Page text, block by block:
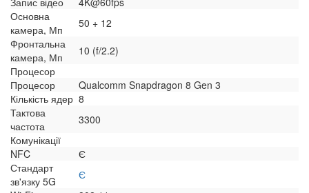
Основна
камера, Мп
50 + 12
Фронтальна
камера, Мп
10 (f/2.2)
Процесор
Процесор
Qualcomm Snapdragon 8 Gen 3
Кількість ядер 8
Тактова
частота
3300
Комунікації
NFC
Є
Стандарт
зв'язку 5G
Є